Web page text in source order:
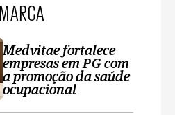
Medvitae fortalece
empresas em PG com
a promoção da saúde
ocupacional